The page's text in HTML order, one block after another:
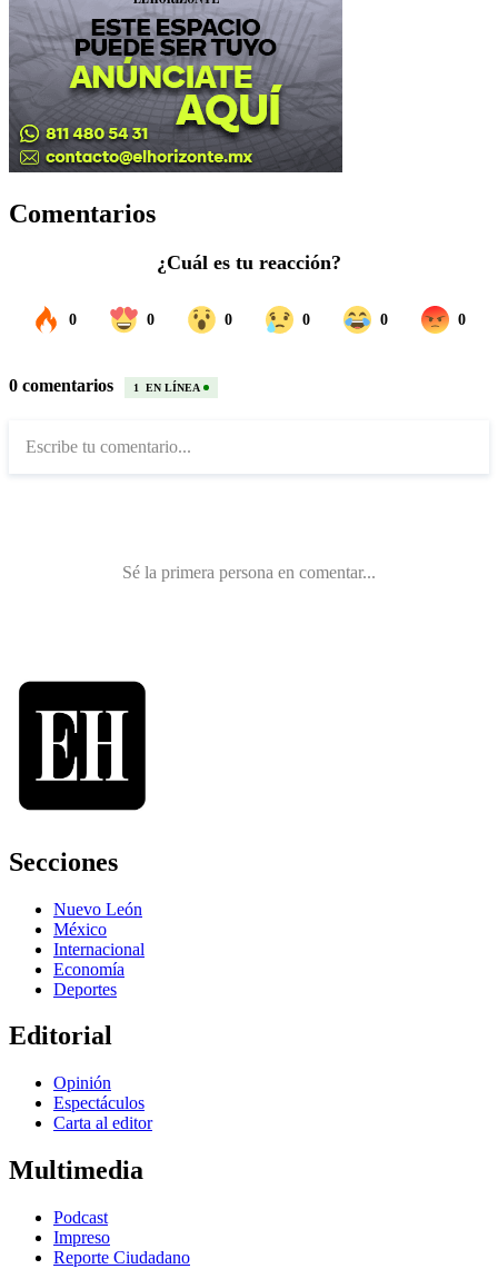
Comentarios
Secciones
Nuevo León
México
Internacional
Economía
Deportes
Editorial
Opinión
Espectáculos
Carta al editor
Multimedia
Podcast
Impreso
Reporte Ciudadano